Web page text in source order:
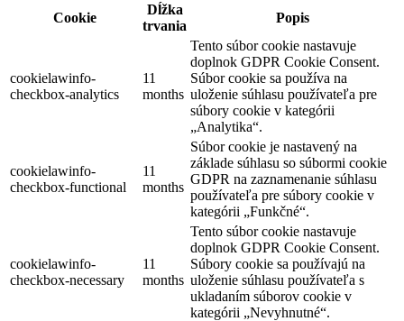
Cookie
Dĺžka
trvania
Popis
cookielawinfo-
checkbox-analytics
11
months
Tento súbor cookie nastavuje
doplnok GDPR Cookie Consent.
Súbor cookie sa používa na
uloženie súhlasu používateľa pre
súbory cookie v kategórii
„Analytika“.
cookielawinfo-
checkbox-functional
11
months
Súbor cookie je nastavený na
základe súhlasu so súbormi cookie
GDPR na zaznamenanie súhlasu
používateľa pre súbory cookie v
kategórii „Funkčné“.
cookielawinfo-
checkbox-necessary
11
months
Tento súbor cookie nastavuje
doplnok GDPR Cookie Consent.
Súbory cookie sa používajú na
uloženie súhlasu používateľa s
ukladaním súborov cookie v
kategórii „Nevyhnutné“.